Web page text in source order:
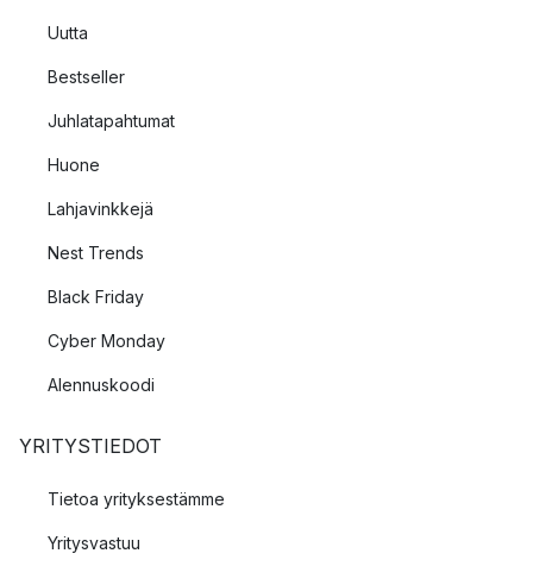
Uutta
Bestseller
Juhlatapahtumat
Huone
Lahjavinkkejä
Nest Trends
Black Friday
Cyber Monday
Alennuskoodi
YRITYSTIEDOT
Tietoa yrityksestämme
Yritysvastuu